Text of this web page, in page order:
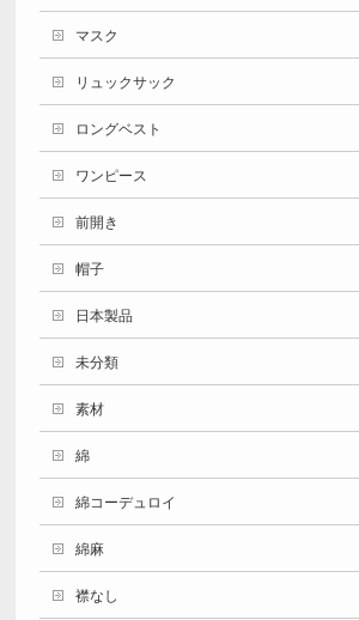
マスク
リュックサック
ロングベスト
ワンピース
前開き
帽子
日本製品
未分類
素材
綿
綿コーデュロイ
綿麻
襟なし